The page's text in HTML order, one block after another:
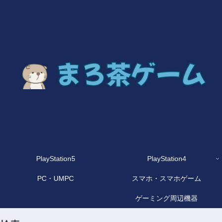
PlayStation5 PlayStation4
PC・UMPC スマホ・スマホゲーム
ゲーミング周辺機器